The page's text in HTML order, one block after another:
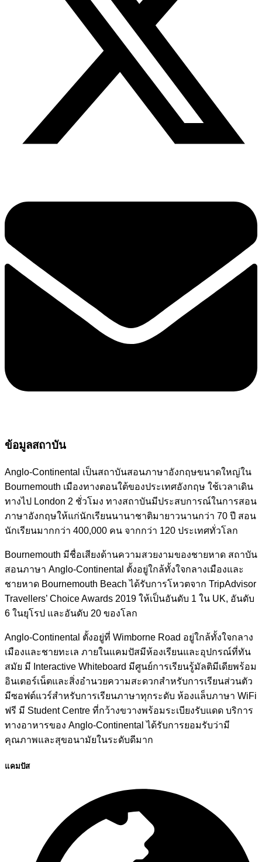
ข้อมูลสถาบัน
Anglo-Continental เป็นสถาบันสอนภาษาอังกฤษขนาดใหญ่ใน
Bournemouth เมืองทางตอนใต้ของประเทศอังกฤษ ใช้เวลาเดิน
ทางไป London 2 ชั่วโมง ทางสถาบันมีประสบการณ์ในการสอน
ภาษาอังกฤษให้แก่นักเรียนนานาชาติมายาวนานกว่า 70 ปี สอน
นักเรียนมากกว่า 400,000 คน จากกว่า 120 ประเทศทั่วโลก
Bournemouth มีชื่อเสียงด้านความสวยงามของชายหาด สถาบัน
สอนภาษา Anglo-Continental ตั้งอยู่ใกล้ทั้งใจกลางเมืองและ
ชายหาด Bournemouth Beach ได้รับการโหวตจาก TripAdvisor
Travellers’ Choice Awards 2019 ให้เป็นอันดับ 1 ใน UK, อันดับ
6 ในยุโรป และอันดับ 20 ของโลก
Anglo-Continental ตั้งอยู่ที่ Wimborne Road อยู่ใกล้ทั้งใจกลาง
เมืองและชายทะเล ภายในแคมปัสมีห้องเรียนและอุปกรณ์ที่ทัน
สมัย มี Interactive Whiteboard มีศูนย์การเรียนรู้มัลติมีเดียพร้อม
อินเตอร์เน็ตและสิ่งอำนวยความสะดวกสำหรับการเรียนส่วนตัว
มีซอฟต์แวร์สำหรับการเรียนภาษาทุกระดับ ห้องแล็บภาษา WiFi
ฟรี มี Student Centre ที่กว้างขวางพร้อมระเบียงรับแดด บริการ
ทางอาหารของ Anglo-Continental ได้รับการยอมรับว่ามี
คุณภาพและสุขอนามัยในระดับดีมาก
แคมปัส